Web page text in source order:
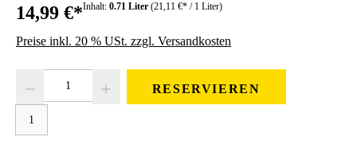
14,99 €*Inhalt: 0.71 Liter (21,11 €* / 1 Liter)
Preise inkl. 20 % USt. zzgl. Versandkosten
1
RESERVIEREN